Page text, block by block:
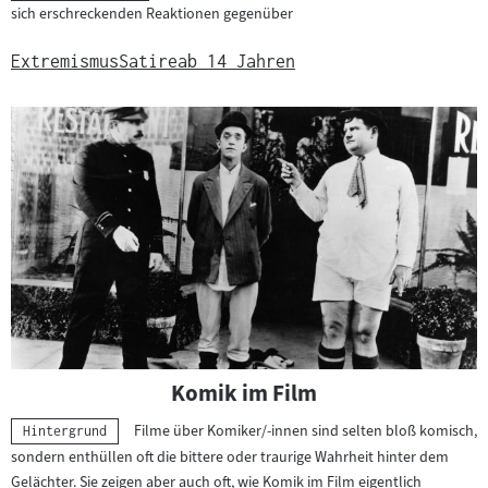
sich erschreckenden Reaktionen gegenüber
ExtremismusSatireab 14 Jahren
Komik im Film
Kategorie:
Hintergrund
Filme über Komiker/-innen sind selten bloß komisch,
sondern enthüllen oft die bittere oder traurige Wahrheit hinter dem
Gelächter. Sie zeigen aber auch oft, wie Komik im Film eigentlich